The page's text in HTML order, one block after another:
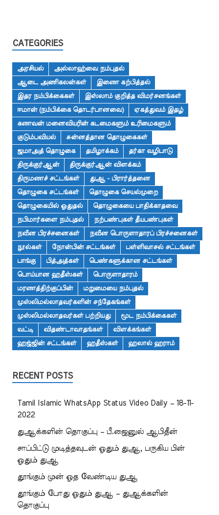
CATEGORIES
அரசியல்
அல்லாஹ்வை நம்புதல்
ஆடை அணிகலன்கள்
இணை கற்பித்தல்
இதர நம்பிக்கைகள்
இஸ்லாம் குறித்த விமர்சனங்கள்
ஈமான் (நம்பிக்கை தொடர்பானவை)
ஏகத்துவம் இதழ்
கணவன் மனைவியரின் கடமைகளும் உரிமைகளும்
குடும்பவியல்
சுன்னத்தான தொழுகைகள்
ஜமாஅத் தொழுகை
தமிழாக்கம்
தர்கா வழிபாடு
திருக்குர்ஆன்
திருக்குர்ஆன் விளக்கம்
திருமணச் சட்டங்கள்
துஆ - பிரார்த்தனை
தொழுகை சட்டங்கள்
தொழுகை செயல்முறை
தொழுகையில் ஓதுதல்
தொழுகையை பாதிக்காதவை
நபிமார்களை நம்புதல்
நற்பண்புகள் தீயபண்புகள்
நவீன பிரச்சனைகள்
நவீன பொருளாதாரப் பிரச்சனைகள்
நூல்கள்
நோன்பின் சட்டங்கள்
பள்ளிவாசல் சட்டங்கள்
பாங்கு
பித்அத்கள்
பெண்களுக்கான சட்டங்கள்
பொய்யான ஹதீஸ்கள்
பொருளாதாரம்
மரணத்திற்குப்பின்
மறுமையை நம்புதல்
முஸ்லிமல்லாதவர்களின் சந்தேகங்கள்
முஸ்லிமல்லாதவர்கள் பற்றியது
மூட நம்பிக்கைகள்
வட்டி
விதண்டாவாதங்கள்
விளக்கங்கள்
ஹஜ்ஜின் சட்டங்கள்
ஹதீஸ்கள் ஹலால் ஹராம்
RECENT POSTS
Tamil Islamic WhatsApp Status Video Daily – 18-11-
2022
துஆக்களின் தொகுப்பு – பீ.ஜைனுல் ஆபிதீன்
சாப்பிட்டு முடித்தவுடன் ஓதும் துஆ, பருகிய பின்
ஓதும் துஆ
தூங்கும் முன் ஓத வேண்டிய துஆ
தூங்கும் போது ஓதும் துஆ – துஆக்களின்
தொகுப்பு